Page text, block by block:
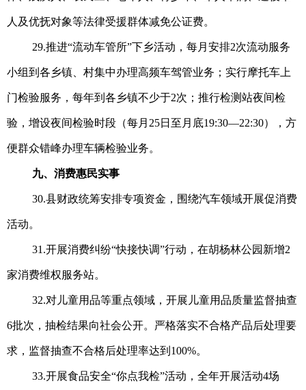
人及优抚对象等法律受援群体减免公证费。
29.推进“流动车管所”下乡活动，每月安排2次流动服务
小组到各乡镇、村集中办理高频车驾管业务；实行摩托车上
门检验服务，每年到各乡镇不少于2次；推行检测站夜间检
验，增设夜间检验时段（每月25日至月底19:30—22:30），方
便群众错峰办理车辆检验业务。
九、消费惠民实事
30.县财政统筹安排专项资金，围绕汽车领域开展促消费
活动。
31.开展消费纠纷“快接快调”行动，在胡杨林公园新增2
家消费维权服务站。
32.对儿童用品等重点领域，开展儿童用品质量监督抽查
6批次，抽检结果向社会公开。严格落实不合格产品后处理要
求，监督抽查不合格后处理率达到100%。
33.开展食品安全“你点我检”活动，全年开展活动4场